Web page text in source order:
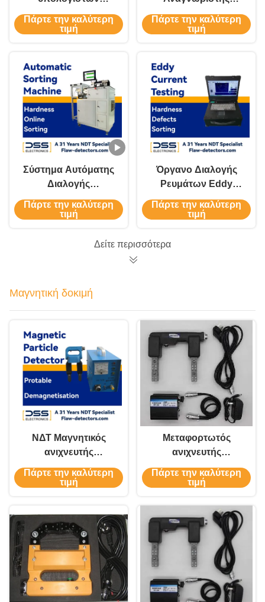
γραφείου
αυτοκινητικά μέρη
ταξινομούν το
διαλογέα
σκληρότητας
Πάρτε την καλύτερη
τιμή
ελαττωμάτων
συρράγματος υψηλή
Πάρτε την καλύτερη
τιμή
Σύστημα Αυτόματης
Διαλογής
Σκληρότητας EHS-1
Πάρτε την καλύτερη
τιμή
Όργανο Διαλογής
Ρευμάτων Eddy
Υψηλής Ακρίβειας,
Έξυπνο Ψηφιακό
Υψηλής Ταχύτητας
Πάρτε την καλύτερη
τιμή
Δείτε περισσότερα
Μαγνητική δοκιμή
ΝΔΤ Μαγνητικός
ανιχνευτής
ελαττωμάτων
σωματιδίων φορητό
Πάρτε την καλύτερη
τιμή
Μεταφορτωτός
ανιχνευτής
ελαττωμάτων
μαγνητικού ζυγού
σιδηρομαγνητικά
υλικά
Πάρτε την καλύτερη
τιμή